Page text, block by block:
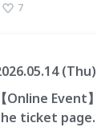
7
【Online
ticket page.